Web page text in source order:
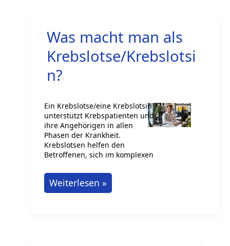
–
und
das
KI
kein
Widerspruch
ist
Was macht man als
Krebslotse/Krebslotsi
n?
Ein Krebslotse/eine Krebslotsin
unterstützt Krebspatienten und
ihre Angehörigen in allen
Phasen der Krankheit.
Krebslotsen helfen den
Betroffenen, sich im komplexen
Was
macht
Weiterlesen »